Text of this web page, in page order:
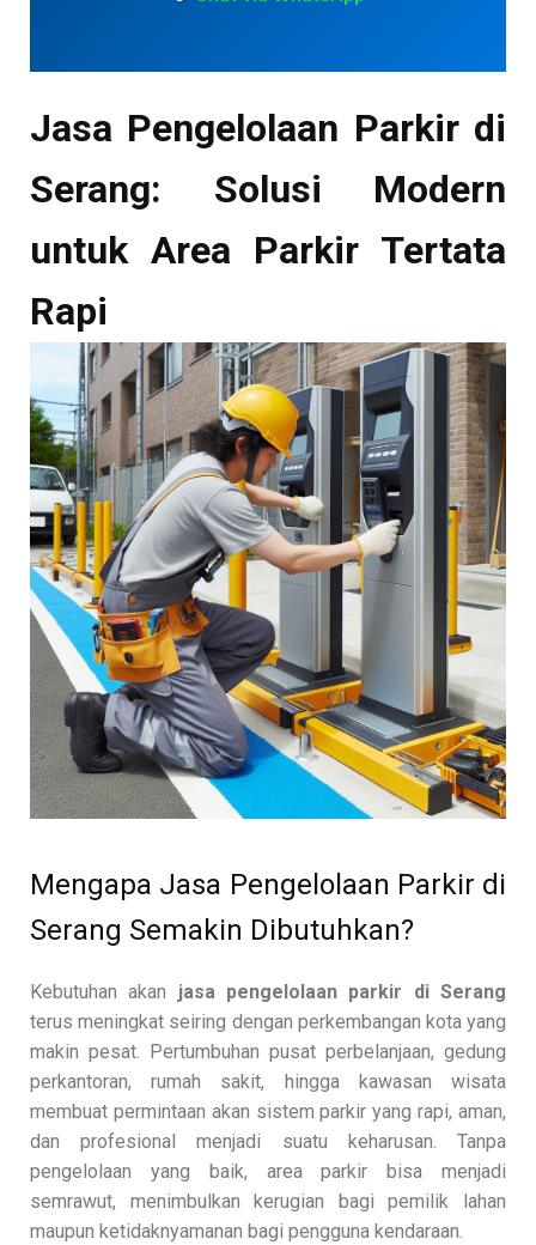
Jasa Pengelolaan Parkir di
Serang: Solusi Modern
untuk Area Parkir Tertata
Rapi
Mengapa Jasa Pengelolaan Parkir di
Serang Semakin Dibutuhkan?
Kebutuhan akan jasa pengelolaan parkir di Serang
terus meningkat seiring dengan perkembangan kota yang
makin pesat. Pertumbuhan pusat perbelanjaan, gedung
perkantoran, rumah sakit, hingga kawasan wisata
membuat permintaan akan sistem parkir yang rapi, aman,
dan profesional menjadi suatu keharusan. Tanpa
pengelolaan yang baik, area parkir bisa menjadi
semrawut, menimbulkan kerugian bagi pemilik lahan
maupun ketidaknyamanan bagi pengguna kendaraan.